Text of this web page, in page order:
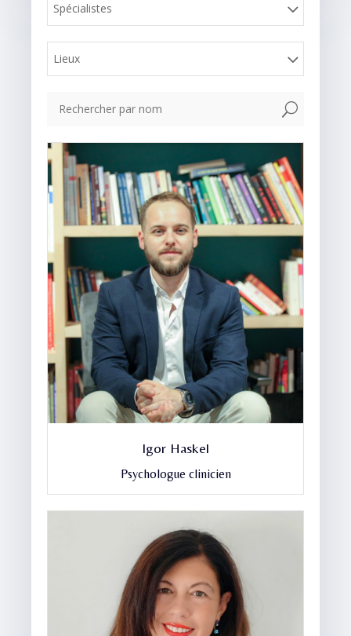
Spécialistes
Lieux
U
Igor Haskel
Psychologue clinicien